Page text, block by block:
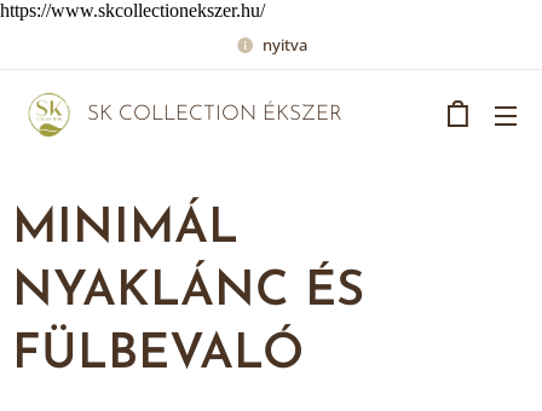
https://www.skcollectionekszer.hu/
nyitva
SK COLLECTION ÉKSZER
MINIMÁL
NYAKLÁNC ÉS
FÜLBEVALÓ